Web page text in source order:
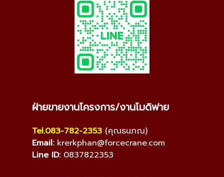
ฝ่ายขายงานโครงการ/งานโมดิฟาย
Tel.083-782-2353 (คุณธนภณ)
Email: krerkphan@forcecrane.com
Line ID:0837822353